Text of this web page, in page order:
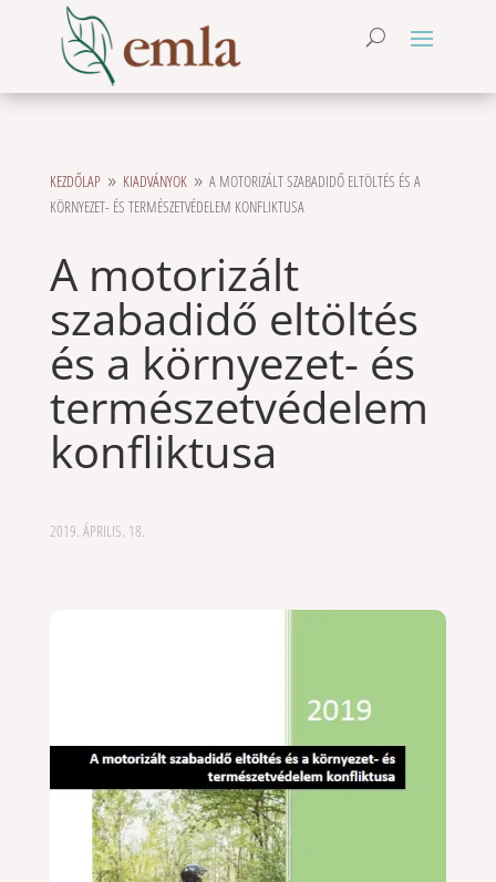
KEZDŐLAP 9 KIADVÁNYOK 9 A MOTORIZÁLT SZABADIDŐ ELTÖLTÉS ÉS A
KÖRNYEZET- ÉS TERMÉSZETVÉDELEM KONFLIKTUSA
A motorizált
szabadidő eltöltés
és a környezet- és
természetvédelem
konfliktusa
2019. ÁPRILIS. 18.